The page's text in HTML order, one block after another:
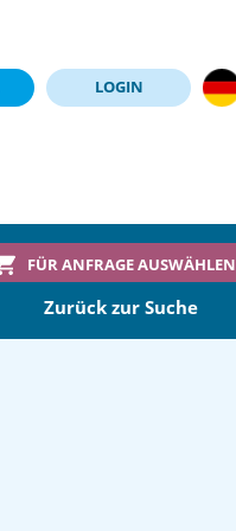
LOGIN
FÜR ANFRAGE AUSWÄHLEN
Zurück zur Suche